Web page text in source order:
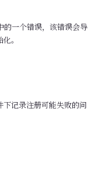
一个错误，该错误会导
。
记录注册可能失败的问